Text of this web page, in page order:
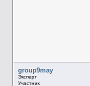
group9may
Эксперт
Участник